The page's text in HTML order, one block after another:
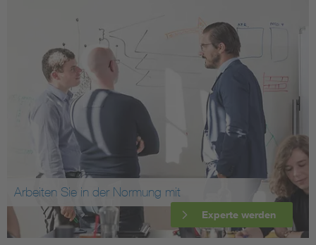
Arbeiten Sie in der Normung mit
Experte werden